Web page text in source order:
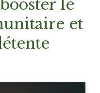
le
et